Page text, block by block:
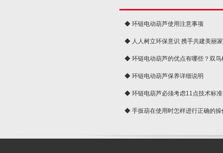
◆ 环链电动葫芦使用注意事项
◆ 人人树立环保意识 携手共建美丽
球◆ 环链电动葫芦的优点有哪些？双鸟
◆ 环链电动葫芦保养详细说明
◆ 环链电葫芦必须考虑11点技术标准
◆ 手扳葫在使用时怎样进行正确的操